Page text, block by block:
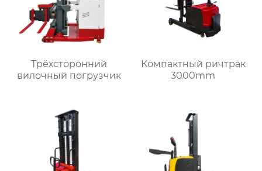
Трёхсторонний
вилочный погрузчик
Компактный ричтрак
3000mm